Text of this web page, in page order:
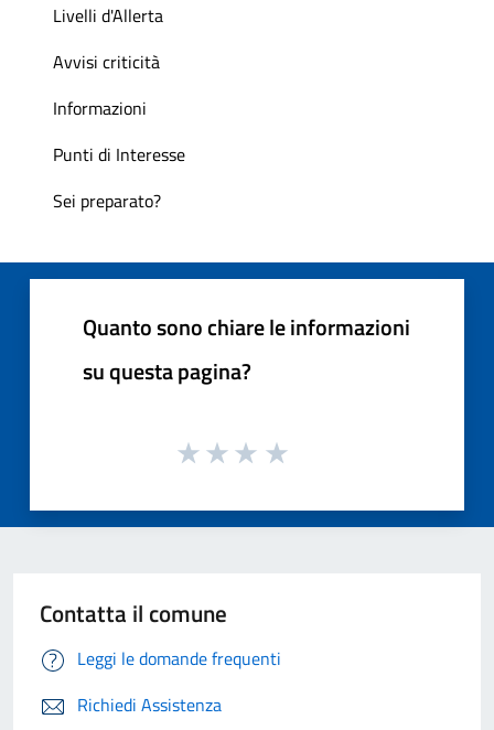
Livelli d'Allerta
Avvisi criticità
Informazioni
Punti di Interesse
Sei preparato?
Quanto sono chiare le informazioni
su questa pagina?
Contatta il comune
Leggi le domande frequenti
Richiedi Assistenza